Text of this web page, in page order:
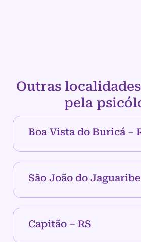
Outras
pela
Boa Vista do Buricá –
São João do Jaguaribe
Capitão – RS